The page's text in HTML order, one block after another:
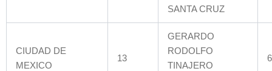
SANTA CRUZ
CIUDAD DE
MEXICO
13
GERARDO
RODOLFO
TINAJERO